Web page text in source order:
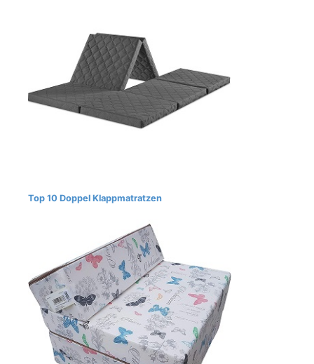
Top 10 Doppel Klappmatratzen